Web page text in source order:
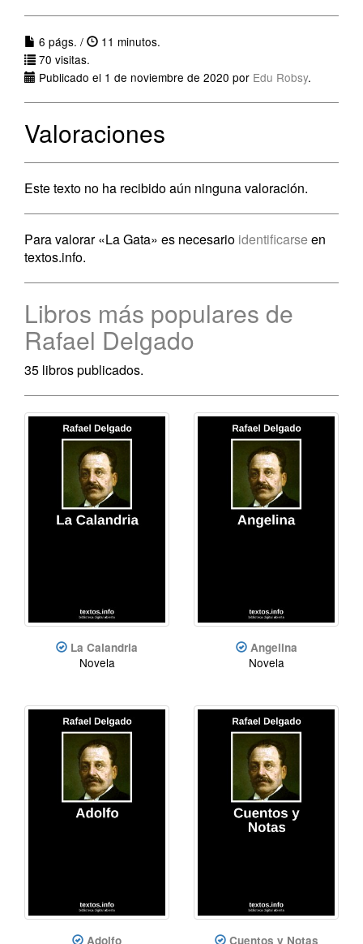
6 págs. /
11 minutos.
70 visitas.
Publicado el 1 de noviembre de 2020 por Edu Robsy.
Valoraciones
Este texto no ha recibido aún ninguna valoración.
Para valorar «La Gata» es necesario identificarse en
textos.info.
Libros más populares de
Rafael Delgado
35 libros publicados.
La Calandria
Novela
Angelina
Novela
Adolfo Cuentos y Notas